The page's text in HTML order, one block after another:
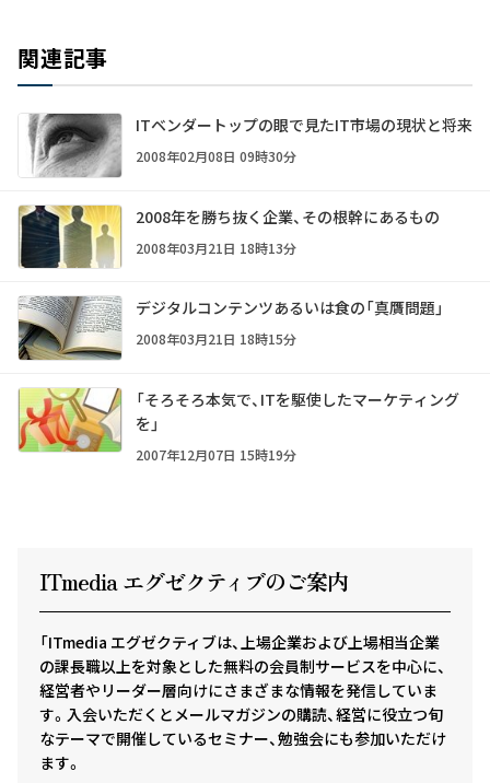
関連記事
ITベンダートップの眼で見たIT市場の現状と将来
2008年02月08日 09時30分
2008年を勝ち抜く企業、その根幹にあるもの
2008年03月21日 18時13分
デジタルコンテンツあるいは食の「真贋問題」
2008年03月21日 18時15分
「そろそろ本気で、ITを駆使したマーケティング
を」
2007年12月07日 15時19分
ITmedia エグゼクティ ブのご案内
「ITmedia エグゼクティブは、上場企業および上場相当企業
の課長職以上を対象とした無料の会員制サービスを中心に、
経営者やリーダー層向けにさまざまな情報を発信していま
す。入会いただくとメールマガジンの購読、経営に役立つ旬
なテーマで開催しているセミナー、勉強会にも参加いただけ
ます。